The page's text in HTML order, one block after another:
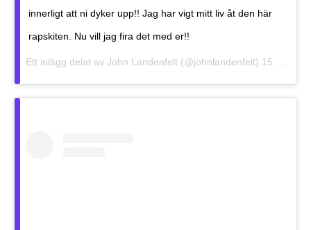
innerligt att ni dyker upp!! Jag har vigt mitt liv åt den här
rapskiten. Nu vill jag fira det med er!!
Ett inlägg delat av John Landenfelt (@johnlandenfelt) 15 Mar 2019 kl. 2:19 PDT